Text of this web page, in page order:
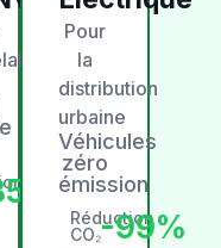
Pour
la
distribution
urbaine
Véhicules
zéro
émission
Réduction
CO₂-99%